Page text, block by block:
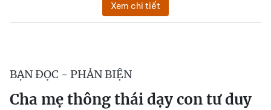
Xem chi tiết
BẠN ĐỌC - PHẢN BIỆN
Cha mẹ thông thái dạy con tư duy